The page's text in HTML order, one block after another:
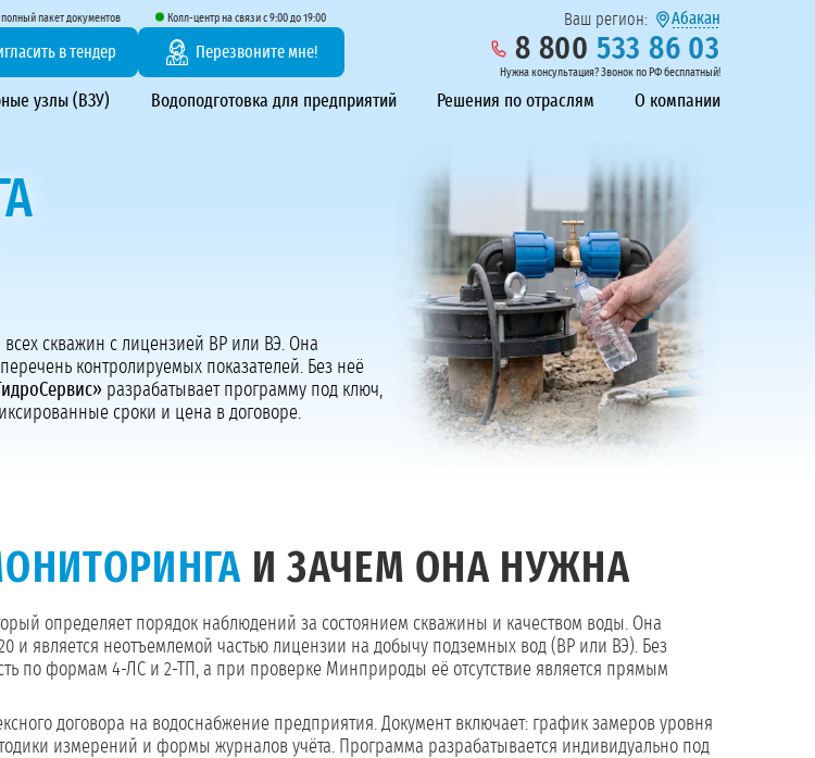
пакет документов
в тендер
Колл-центр на связи с 9:00 до 19:00
Перезвоните мне!
Ваш регион: Абакан
8 800 533 86 03
Нужна консультация? Звонок по РФ бесплатный!
узлы (ВЗУ) Водоподготовка для предприятий Решения по отраслям О компании
всех скважин с лицензией ВР или ВЭ. Она
контролируемых показателей. Без неё
разрабатывает программу под ключ,
сроки и цена в договоре.
Пригласить в тендер
Колл-центр на связи с 9:00 до 19:00
Перезвоните нам
И ЗАЧЕМ ОНА НУЖНА
определяет порядок наблюдений за состоянием скважины и качеством воды. Она
является неотъемлемой частью лицензии на добычу подземных вод (ВР или ВЭ). Без
по формам 4-ЛС и 2-ТП, а при проверке Минприроды её отсутствие является прямым
договора на водоснабжение предприятия. Документ включает: график замеров уровня
измерений и формы журналов учёта. Программа разрабатывается индивидуально под